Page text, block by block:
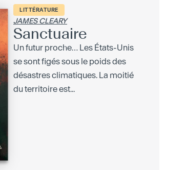
LITTÉRATURE
JAMES CLEARY
Sanctuaire
Un futur proche… Les États-Unis
se sont figés sous le poids des
désastres climatiques. La moitié
du territoire est...